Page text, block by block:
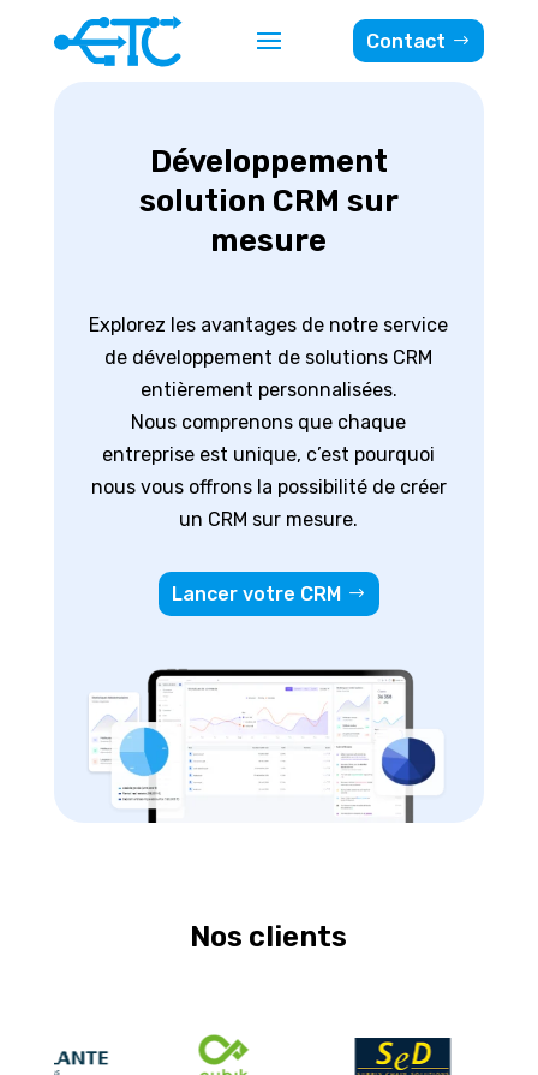
Contact
Développement
solution CRM sur
mesure
Explorez les avantages de notre service
de développement de solutions CRM
entièrement personnalisées.
Nous comprenons que chaque
entreprise est unique, c’est pourquoi
nous vous offrons la possibilité de créer
un CRM sur mesure.
Lancer votre CRM
Nos clients